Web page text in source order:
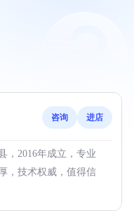
咨询 进店
，2016年成立，专业
，技术权威，值得信